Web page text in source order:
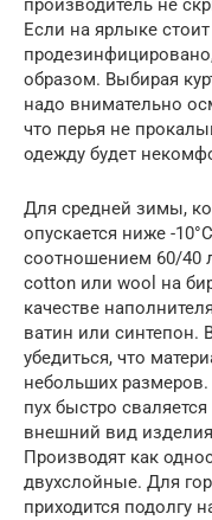
производитель не
Если на ярлыке стоит
образом. Выбирая
надо внимательно
что перья не
одежду будет
Для средней зимы,
опускается ниже -
соотношением 60/40
cotton или wool на
качестве
ватин или синтепон.
убедиться, что
небольших
пух быстро
внешний вид
Производят как
двухслойные. Для
приходится подолгу